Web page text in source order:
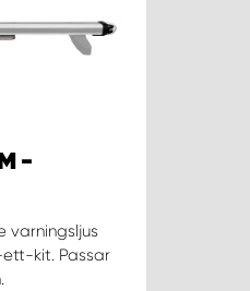
-
varningsljus
kit. Passar